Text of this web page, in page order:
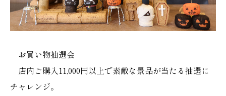
お買い物抽選会
店内ご購入11,000円以上で素敵な景品が当たる抽選に
チャレンジ。